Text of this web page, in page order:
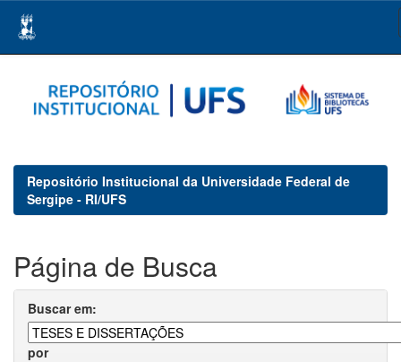
navigation
Repositório Institucional da Universidade Federal de
Sergipe - RI/UFS
Página de Busca
Buscar em:
por